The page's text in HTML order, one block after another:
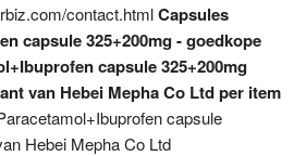
contact.htmlCapsules
capsule 325+200mg - goedkope
capsule 325+200mg
van Hebei Mepha Co Ltd per item
capsule
Hebei Mepha Co Ltd